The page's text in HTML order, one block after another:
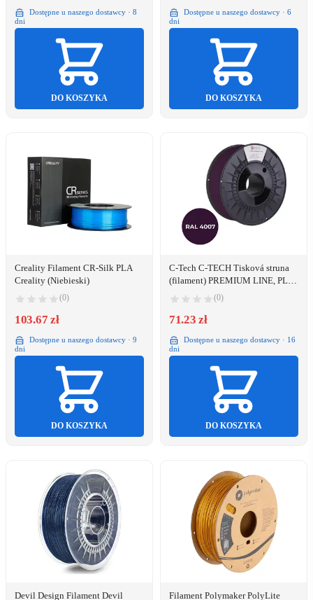
Dostępne u naszego dostawcy · 8
dni
DO KOSZYKA
Dostępne u naszego dostawcy · 6
dni
DO KOSZYKA
Creality Filament CR-Silk PLA
Creality (Niebieski)
(0)
103.67 zł
Dostępne u naszego dostawcy · 9
dni
DO KOSZYKA
C-Tech C-TECH Tisková struna
(filament) PREMIUM LINE, PLA,
purpurová fialková, RAL4007,
1,75mm, 1kg
(0)
71.23 zł
Dostępne u naszego dostawcy · 16
dni
DO KOSZYKA
Devil Design Filament Devil
Filament Polymaker PolyLite